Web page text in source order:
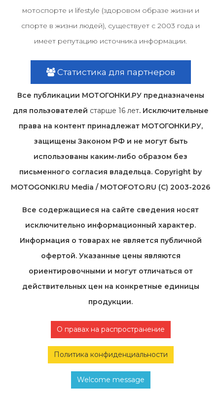
мотоспорте и lifestyle (здоровом образе жизни и
спорте в жизни людей), существует с 2003 года и
имеет репутацию источника информации.
Статистика для партнеров
Все публикации МОТОГОНКИ.РУ предназначены
для пользователей старше 16 лет. Исключительные
права на контент принадлежат МОТОГОНКИ.РУ,
защищены Законом РФ и не могут быть
использованы каким-либо образом без
письменного согласия владельца. Copyright by
MOTOGONKI.RU Media / MOTOFOTO.RU (C) 2003-2026
Все содержащиеся на cайте сведения носят
исключительно информационный характер.
Информация о товарах не является публичной
офертой. Указанные цены являются
ориентировочными и могут отличаться от
действительных цен на конкретные единицы
продукции.
О правах на распространение
Политика конфиденциальности
Welcome message